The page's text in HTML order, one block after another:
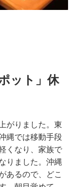
ット」休
がりました。東
縄では移動手段
くなり、家族で
りました。沖縄
あるので、どこ